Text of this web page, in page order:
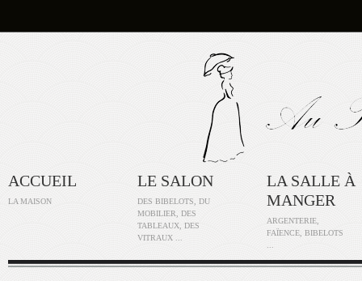
ACCUEIL
LA MAISON
LE SALON
DES BIBELOTS, DU
MOBILIER, DES
TABLEAUX, DES
VITRAUX ...
LA SALLE À
MANGER
ARGENTERIE,
FAÏENCE, BIBELOTS